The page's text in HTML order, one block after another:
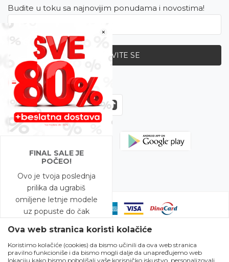
×
FINAL SALE JE
POČEO!
Ovo je tvoja poslednja
prilika da ugrabiš
omiljene letnje modele
uz popuste do čak
A to nije sve – na
modele snižene do
Budite u toku sa najnovijim ponudama i novostima!
PRIJAVITE SE
Zapratite nas
Nastojimo da budemo što precizniji u opisu proizvoda, prikazu slika i
Ova web stranica koristi kolačiće
Koristimo kolačiće (cookies) da bismo učinili da ova web stranica
pravilno funkcioniše i da bismo mogli dalje da unapređujemo web
lokaciju kako bismo poboljšali vaše korisničko iskustvo, personalizovali